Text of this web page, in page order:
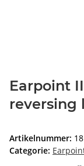
Earpoint
reversing
Artikelnummer:
Categorie: